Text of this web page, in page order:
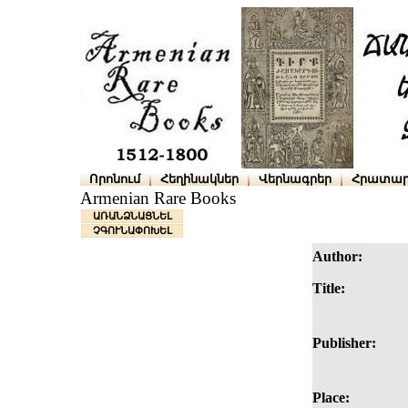
Որոնում Հեղինակներ Վերնագրեր
Armenian Rare Books
ԱՌԱՆՁՆԱՑՆԵԼ
ՉԳՈՒՆԱՓՈԽԵԼ
Author:
Title:
Publisher:
Place: